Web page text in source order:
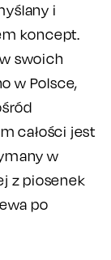
i
koncept.
swoich
w Polsce,
całości jest
w
z piosenek
po